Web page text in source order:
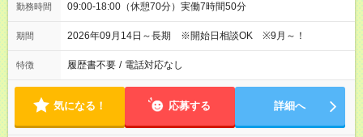
勤務時間 09:00-18:00（休憩70分）実働7時間50分
期間 2026年09月14日～長期 ※開始日相談OK ※9月～！
特徴 履歴書不要 / 電話対応なし
気になる！ 応募する 詳細へ